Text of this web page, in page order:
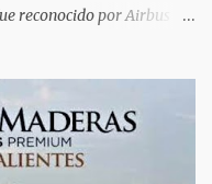
reconocido por Airbus
Este encuentro
e internacionales y
para intercambiar
avanzadas en la